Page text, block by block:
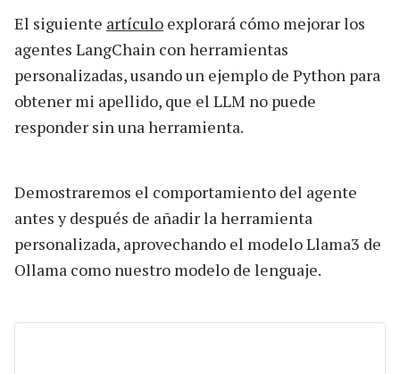
El siguiente artículo explorará cómo mejorar los
agentes LangChain con herramientas
personalizadas, usando un ejemplo de Python para
obtener mi apellido, que el LLM no puede
responder sin una herramienta.
Demostraremos el comportamiento del agente
antes y después de añadir la herramienta
personalizada, aprovechando el modelo Llama3 de
Ollama como nuestro modelo de lenguaje.